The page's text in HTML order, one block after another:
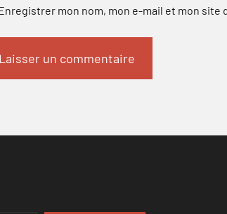
mon nom, mon e-mail et mon site